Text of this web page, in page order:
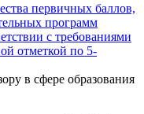
первичных баллов,
программ
с требованиями
отметкой по 5-
в сфере образования